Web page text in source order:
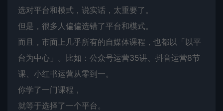
选对平台和模式，说实话，太重要了。
但是，很多人偏偏选错了平台和模式。
而且，市面上几乎所有的自媒体课程，也都以「以平
台为中心」。比如：公众号运营35讲、抖音运营8节
课、小红书运营从零到一。
你学了一门课程，
就等于选择了一个平台。